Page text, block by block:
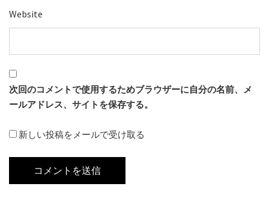
Website
次回のコメントで使用するためブラウザーに自分の名前、メ
ールアドレス、サイトを保存する。
新しい投稿をメールで受け取る